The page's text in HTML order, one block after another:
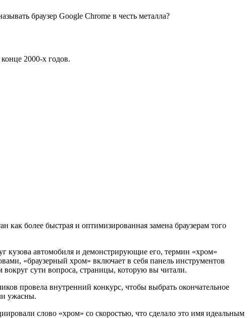
браузер Google Chrome в честь металла?
2000-х годов.
более быстрая и оптимизированная замена браузерам того
кузова автомобиля и демонстрирующие его, термин «хром»
«браузерный хром» включает в себя панель инструментов
вокруг сути вопроса, страницы, которую вы читали.
провела внутренний конкурс, чтобы выбрать окончательное
ужасны.
слово «хром» со скоростью, что сделало это имя идеальным